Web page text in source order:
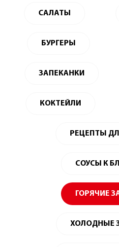
САЛАТЫ
БУРГЕРЫ
ЗАПЕКАНКИ
КОКТЕЙЛИ
РЕЦЕПТЫ
СОУСЫ К
ГОРЯЧИЕ
ХОЛОДНЫЕ